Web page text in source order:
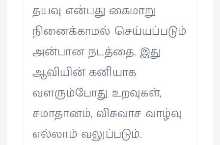
தயவு என்பது கைமாறு
நினைக்காமல் செய்யப்படும்
அன்பான நடத்தை. இது
ஆவியின் கனியாக
வளரும்போது உறவுகள்,
சமாதானம், விசுவாச வாழ்வு
எல்லாம் வலுப்படும்.